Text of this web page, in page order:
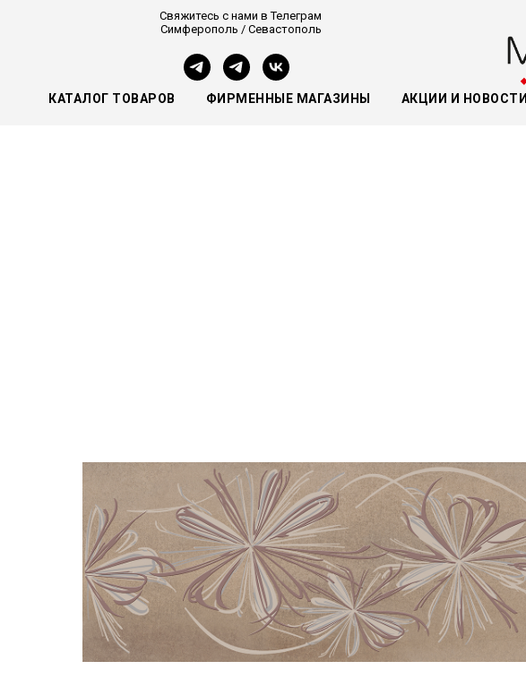
Свяжитесь с нами в Телеграм
Симферополь / Севастополь
КАТАЛОГ ТОВАРОВ ФИРМЕННЫЕ МАГАЗИНЫ АКЦИИ И НОВОСТИ